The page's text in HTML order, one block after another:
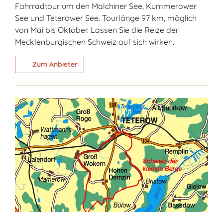
Fahrradtour um den Malchiner See, Kummerower
See und Teterower See. Tourlänge 97 km, möglich
von Mai bis Oktober. Lassen Sie die Reize der
Mecklenburgischen Schweiz auf sich wirken.
Zum Anbieter